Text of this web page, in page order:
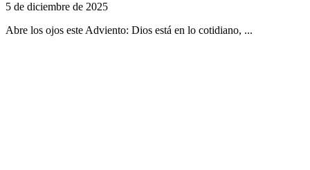
5 de diciembre de 2025
Abre los ojos este Adviento: Dios está en lo cotidiano, ...